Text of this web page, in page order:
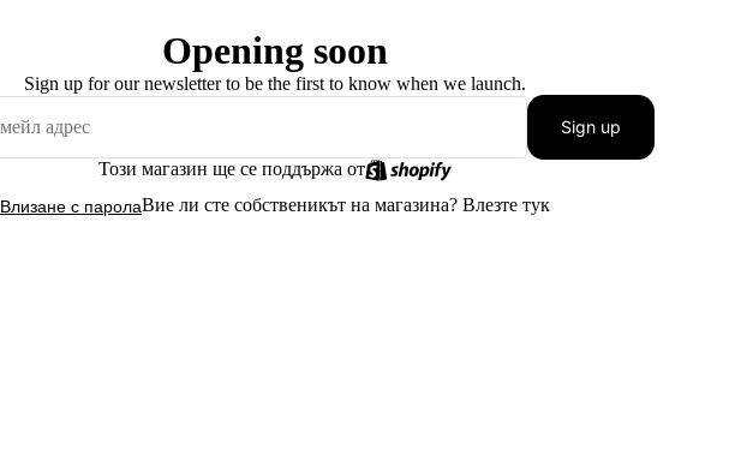
Opening soon
Sign up for our newsletter to be the first to know when we launch.
Sign up
Този магазин ще се поддържа от
Влизане с паролаВие ли сте собственикът на магазина? Влезте тук